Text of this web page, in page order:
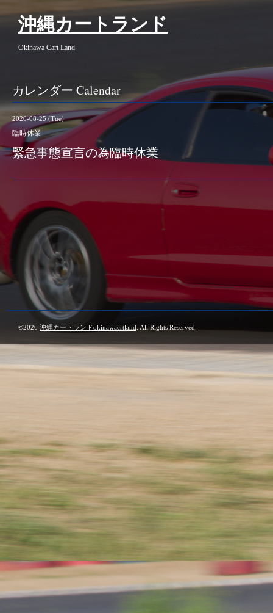
沖縄カートランド
Okinawa Cart Land
カレンダー Calendar
2020-08-25 (Tue)
臨時休業
緊急事態宣言の為臨時休業
©2026 沖縄カートランドokinawacrtland . All Rights Reserved.